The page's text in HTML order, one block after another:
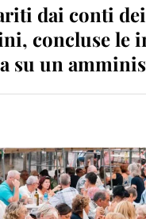
dai conti dei
concluse le
su un